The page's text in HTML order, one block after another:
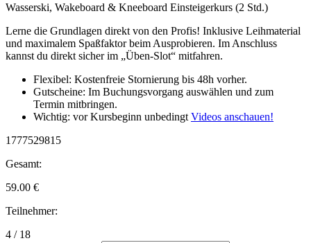
Wasserski, Wakeboard & Kneeboard Einsteigerkurs (2 Std.)
Lerne die Grundlagen direkt von den Profis! Inklusive Leihmaterial
und maximalem Spaßfaktor beim Ausprobieren. Im Anschluss
kannst du direkt sicher im „Üben-Slot“ mitfahren.
Flexibel: Kostenfreie Stornierung bis 48h vorher.
Gutscheine: Im Buchungsvorgang auswählen und zum
Termin mitbringen.
Wichtig: vor Kursbeginn unbedingt Videos anschauen!
1777529815
Gesamt:
59.00 €
Teilnehmer:
4 / 18